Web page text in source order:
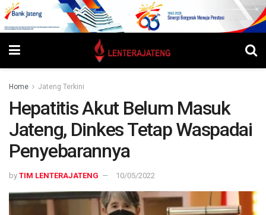
Home Jateng Terkini
Hepatitis Akut Belum Masuk
Jateng, Dinkes Tetap Waspadai
Penyebarannya
by TIM LENTERAJATENG 10/05/2022